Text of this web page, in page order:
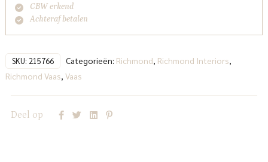
CBW erkend
Achteraf betalen
SKU: 215766 Categorieën: Richmond, Richmond Interiors,
Richmond Vaas, Vaas
Deel op